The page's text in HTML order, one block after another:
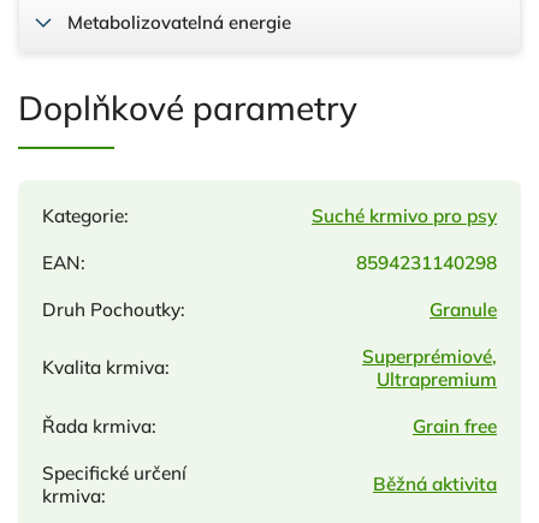
Metabolizovatelná energie
Doplňkové parametry
Kategorie: Suché krmivo pro psy
EAN: 8594231140298
Druh Pochoutky: Granule
Kvalita krmiva: Superprémiové,
Ultrapremium
Řada krmiva: Grain free
Specifické určení
krmiva:
Běžná aktivita